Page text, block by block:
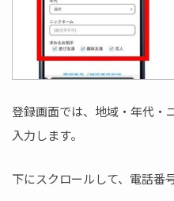
登録画面では、地域・年代・
入力します。
下にスクロールして、電話番